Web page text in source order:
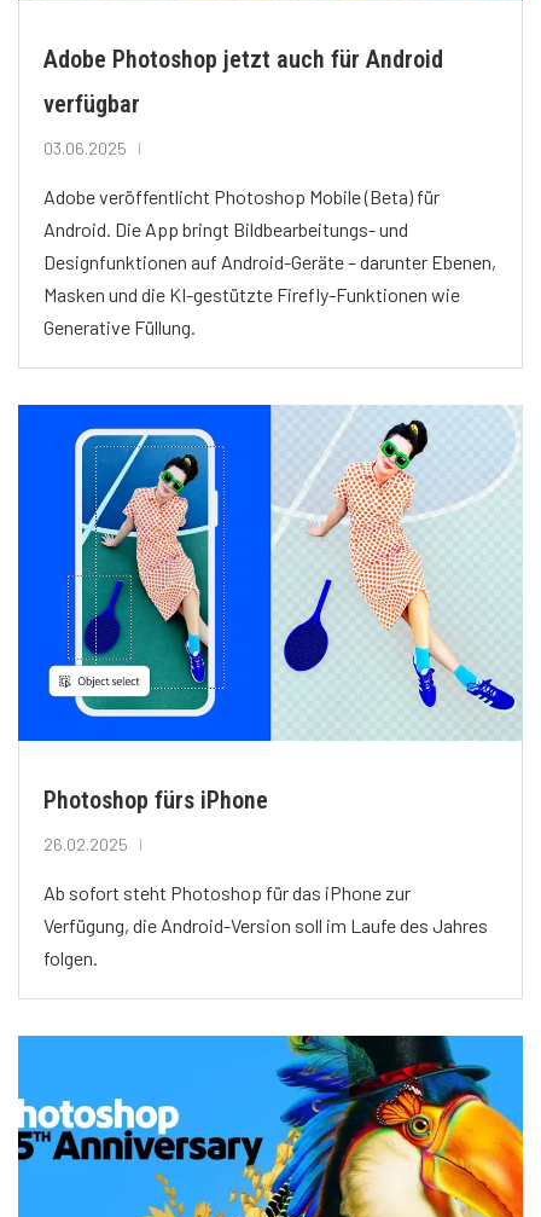
Adobe Photoshop jetzt auch für Android
verfügbar
03.06.2025
Adobe veröffentlicht Photoshop Mobile (Beta) für
Android. Die App bringt Bildbearbeitungs- und
Designfunktionen auf Android-Geräte – darunter Ebenen,
Masken und die KI-gestützte Firefly-Funktionen wie
Generative Füllung.
Photoshop fürs iPhone
26.02.2025
Ab sofort steht Photoshop für das iPhone zur
Verfügung, die Android-Version soll im Laufe des Jahres
folgen.